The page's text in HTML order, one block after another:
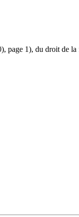
1), du droit de la